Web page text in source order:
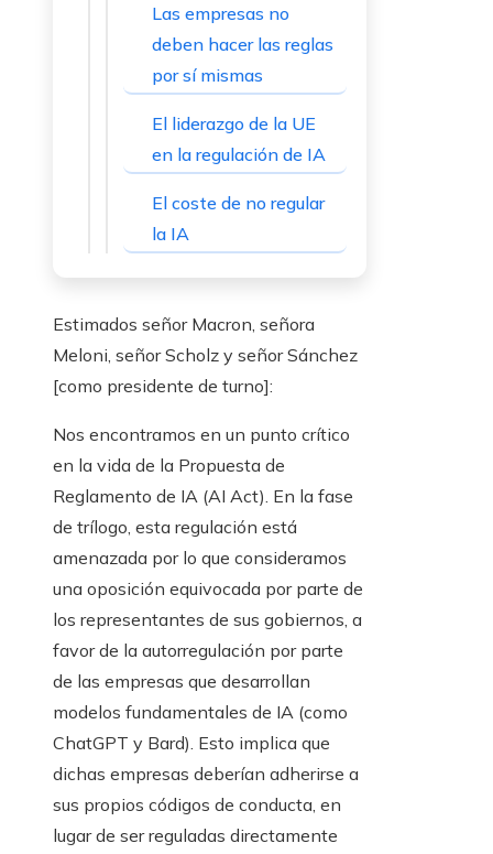
Las empresas no
deben hacer las reglas
por sí mismas
El liderazgo de la UE
en la regulación de IA
El coste de no regular
la IA
Estimados señor Macron, señora
Meloni, señor Scholz y señor Sánchez
[como presidente de turno]:
Nos encontramos en un punto crítico
en la vida de la Propuesta de
Reglamento de IA (AI Act). En la fase
de trílogo, esta regulación está
amenazada por lo que consideramos
una oposición equivocada por parte de
los representantes de sus gobiernos, a
favor de la autorregulación por parte
de las empresas que desarrollan
modelos fundamentales de IA (como
ChatGPT y Bard). Esto implica que
dichas empresas deberían adherirse a
sus propios códigos de conducta, en
lugar de ser reguladas directamente